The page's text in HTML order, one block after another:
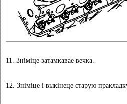
11. Зніміце затамкавае вечка.
12. Зніміце і выкінеце старую